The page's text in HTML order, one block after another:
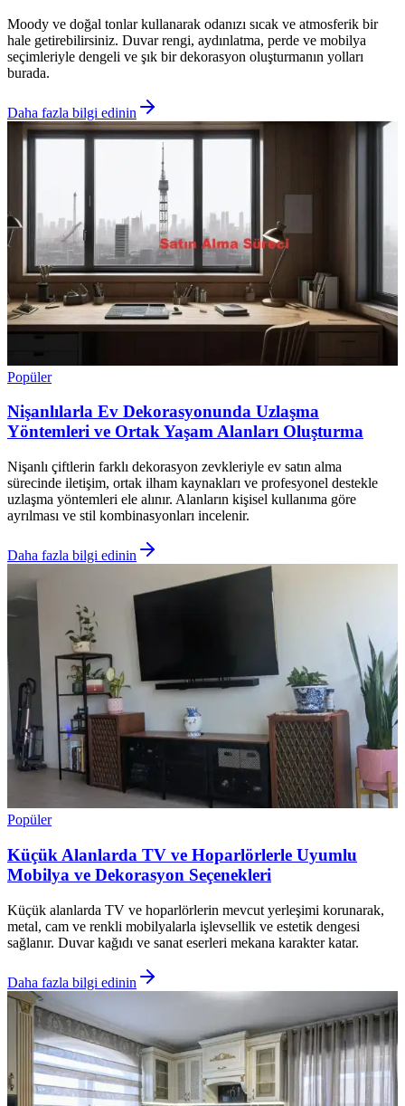
Moody ve doğal tonlar kullanarak odanızı sıcak ve atmosferik bir
hale getirebilirsiniz. Duvar rengi, aydınlatma, perde ve mobilya
seçimleriyle dengeli ve şık bir dekorasyon oluşturmanın yolları
burada.
Daha fazla bilgi edinin
Popüler
Nişanlılarla Ev Dekorasyonunda Uzlaşma
Yöntemleri ve Ortak Yaşam Alanları Oluşturma
Nişanlı çiftlerin farklı dekorasyon zevkleriyle ev satın alma
sürecinde iletişim, ortak ilham kaynakları ve profesyonel destekle
uzlaşma yöntemleri ele alınır. Alanların kişisel kullanıma göre
ayrılması ve stil kombinasyonları incelenir.
Daha fazla bilgi edinin
Popüler
Küçük Alanlarda TV ve Hoparlörlerle Uyumlu
Mobilya ve Dekorasyon Seçenekleri
Küçük alanlarda TV ve hoparlörlerin mevcut yerleşimi korunarak,
metal, cam ve renkli mobilyalarla işlevsellik ve estetik dengesi
sağlanır. Duvar kağıdı ve sanat eserleri mekana karakter katar.
Daha fazla bilgi edinin